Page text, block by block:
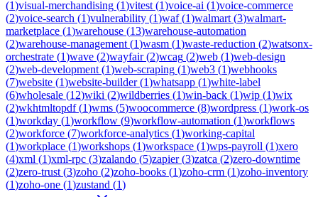
(1)visual-merchandising (1)vitest (1)voice-ai (1)voice-commerce
(2)voice-search (1)vulnerability (1)waf(1)walmart (3)walmart-
marketplace (1)warehouse (13)warehouse-automation
(2)warehouse-management (1)wasm (1)waste-reduction (2)watsonx-
orchestrate (1)wave (2)wayfair(2)wcag (2)web (1)web-design
(2)web-development (1)web-scraping (1)web3 (1)webhooks
(7)website (1)website-builder(1)whatsapp (1)white-label
(6)wholesale (12)wiki (2)wildberries (1)win-back (1)wip (1)wix
(2)wkhtmltopdf(1)wms (5)woocommerce (8)wordpress (1)work-os
(1)workday (1)workflow (9)workflow-automation (1)workflows
(2)workforce (7)workforce-analytics (1)working-capital
(1)workplace (1)workshops (1)workspace (1)wps-payroll (1)xero
(4)xml (1)xml-rpc (3)zalando (5)zapier(3)zatca (2)zero-downtime
(2)zero-trust (3)zoho (2)zoho-books (1)zoho-crm (1)zoho-inventory
(1)zoho-one (1)zustand (1)